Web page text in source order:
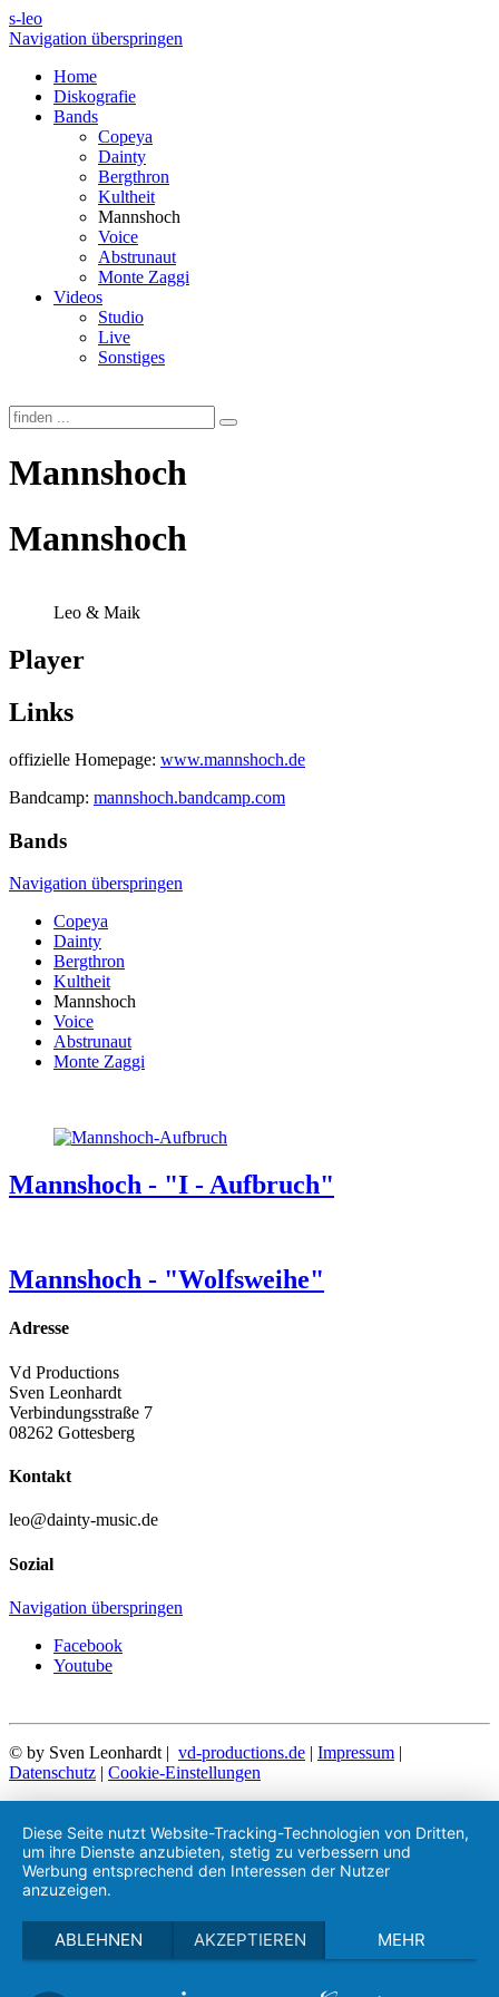
s-leo
Navigation überspringen
Home
Diskografie
Bands
Copeya
Dainty
Bergthron
Kultheit
Mannshoch
Voice
Abstrunaut
Monte Zaggi
Videos
Studio
Live
Sonstiges
Mannshoch
Mannshoch
Leo & Maik
Player
Links
offizielle Homepage: www.mannshoch.de
Bandcamp: mannshoch.bandcamp.com
Bands
Navigation überspringen
Copeya
Dainty
Bergthron
Kultheit
Mannshoch
Voice
Abstrunaut
Monte Zaggi
Mannshoch - "I - Aufbruch"
Mannshoch - "Wolfsweihe"
Adresse
Vd Productions
Sven Leonhardt
Verbindungsstraße 7
08262 Gottesberg
Kontakt
leo@dainty-music.de
Sozial
Navigation überspringen
Facebook
Youtube
© by Sven Leonhardt | vd-productions.de | Impressum |
Datenschutz | Cookie-Einstellungen
Diese Seite nutzt Website-Tracking-Technologien von Dritten,
um ihre Dienste anzubieten, stetig zu verbessern und
Werbung entsprechend den Interessen der Nutzer
anzuzeigen.
ABLEHNEN AKZEPTIEREN MEHR